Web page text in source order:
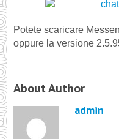
Potete scaricare
oppure la versione
About Author
admin